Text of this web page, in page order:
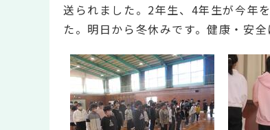
送られました。2年生、4年生が今年
た。明日から冬休みです。健康・安